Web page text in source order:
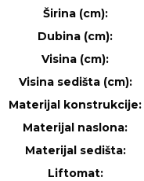
Širina (cm):
Dubina (cm):
Visina (cm):
Visina sedišta (cm):
Materijal konstrukcije:
Materijal naslona:
Materijal sedišta:
Liftomat: